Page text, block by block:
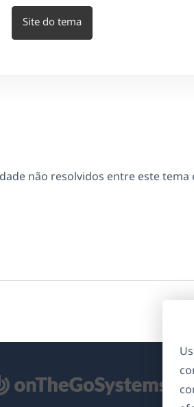
Site do tema
não resolvidos entre este tema